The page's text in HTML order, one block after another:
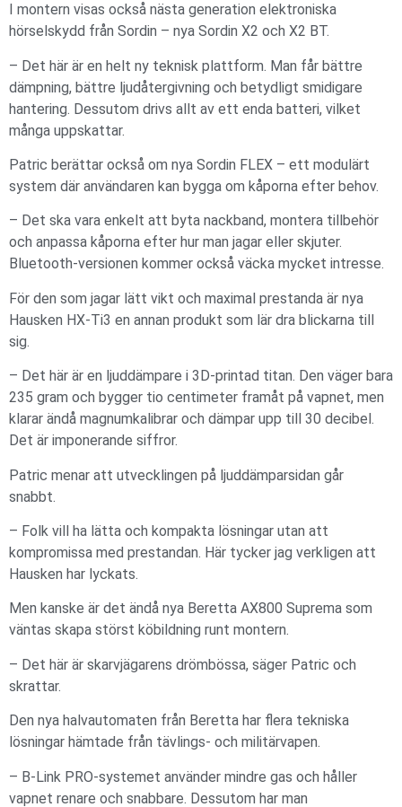
I montern visas också nästa generation elektroniska
hörselskydd från Sordin – nya Sordin X2 och X2 BT.
– Det här är en helt ny teknisk plattform. Man får bättre
dämpning, bättre ljudåtergivning och betydligt smidigare
hantering. Dessutom drivs allt av ett enda batteri, vilket
många uppskattar.
Patric berättar också om nya Sordin FLEX – ett modulärt
system där användaren kan bygga om kåporna efter behov.
– Det ska vara enkelt att byta nackband, montera tillbehör
och anpassa kåporna efter hur man jagar eller skjuter.
Bluetooth-versionen kommer också väcka mycket intresse.
För den som jagar lätt vikt och maximal prestanda är nya
Hausken HX-Ti3 en annan produkt som lär dra blickarna till
sig.
– Det här är en ljuddämpare i 3D-printad titan. Den väger bara
235 gram och bygger tio centimeter framåt på vapnet, men
klarar ändå magnumkalibrar och dämpar upp till 30 decibel.
Det är imponerande siffror.
Patric menar att utvecklingen på ljuddämparsidan går
snabbt.
– Folk vill ha lätta och kompakta lösningar utan att
kompromissa med prestandan. Här tycker jag verkligen att
Hausken har lyckats.
Men kanske är det ändå nya Beretta AX800 Suprema som
väntas skapa störst köbildning runt montern.
– Det här är skarvjägarens drömbössa, säger Patric och
skrattar.
Den nya halvautomaten från Beretta har flera tekniska
lösningar hämtade från tävlings- och militärvapen.
– B-Link PRO-systemet använder mindre gas och håller
vapnet renare och snabbare. Dessutom har man